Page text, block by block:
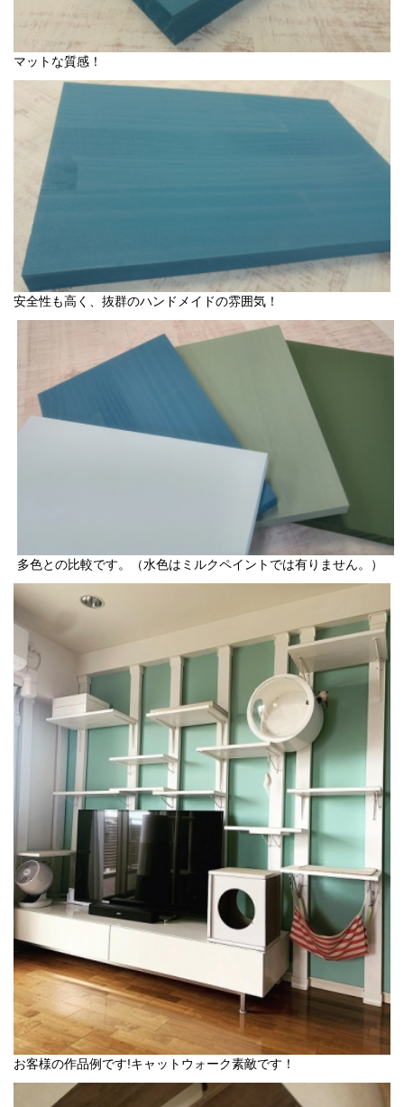
マットな質感！
安全性も高く、抜群のハンドメイドの雰囲気！
多色との比較です。（水色はミルクペイントでは有りません。）
お客様の作品例です!キャットウォーク素敵です！